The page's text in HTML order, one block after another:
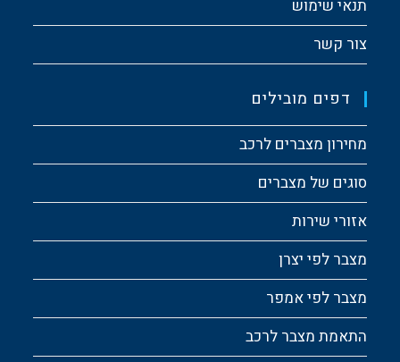
תנאי שימוש
צור קשר
דפים מובילים
מחירון מצברים לרכב
סוגים של מצברים
אזורי שירות
מצבר לפי יצרן
מצבר לפי אמפר
התאמת מצבר לרכב